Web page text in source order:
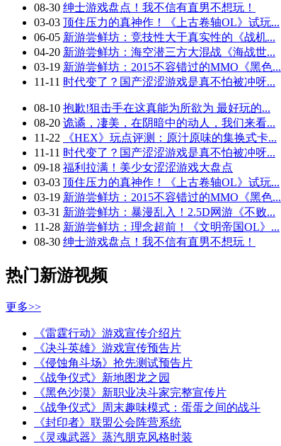
08-30 绅士游戏盘点！我不信有直男不想玩！
03-03 顶住压力的真神作！《上古卷轴OL》试玩...
06-05 新游尝鲜坊：竞技性大于真实性的《战机...
04-20 新游尝鲜坊：海空潜三方大混战《海战世...
03-19 新游尝鲜坊：2015不容错过的MMO《黑色...
11-11 时代变了？国产涩涩游戏是真不怕被冲呀...
08-10 抱歉!狙击手在这真能为所欲为 最好玩的...
08-20 诡谲，凄美，在阴暗中的动人，我们来看...
11-22
《HEX》玩点评测：原汁原味的集换式卡...
11-11 时代变了？国产涩涩游戏是真不怕被冲呀...
09-18 福利拉满！美少女涩涩游戏大盘点
03-03 顶住压力的真神作！《上古卷轴OL》试玩...
03-19 新游尝鲜坊：2015不容错过的MMO《黑色...
03-31 新游尝鲜坊：暴漫乱入！2.5D网游《不败...
11-28 新游尝鲜坊：理念超前！《文明帝国OL》...
08-30 绅士游戏盘点！我不信有直男不想玩！
热门新游视频
更多>>
《雷霆行动》游戏宣传介绍片
《决斗英雄》游戏宣传预告片
《侵蚀角斗场》抢先测试预告片
《战争仪式》新地图龙之园
《黑色沙漠》新职业决斗家完整宣传片
《战争仪式》周末趣味模式：蛋蛋之间的战斗
《封印者》联盟公会阵营系统
《灵魂武器》蒸汽朋克风格时装